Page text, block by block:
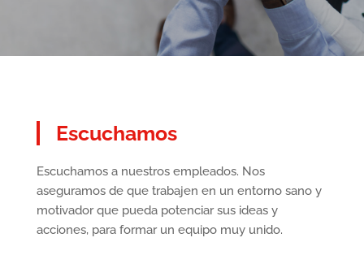
Escuchamos
Escuchamos a nuestros empleados. Nos
aseguramos de que trabajen en un entorno sano y
motivador que pueda potenciar sus ideas y
acciones, para formar un equipo muy unido.